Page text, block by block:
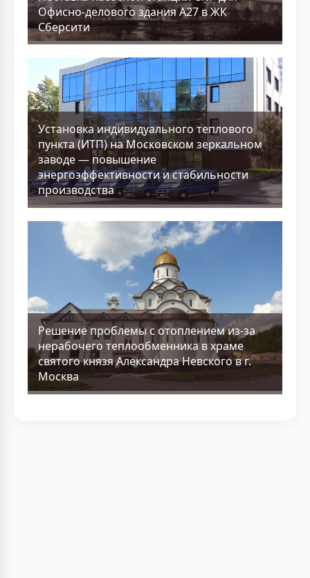
Офисно-делового здания А27 в ЖК
Сберсити
Установка индивидуального теплового
пункта (ИТП) на Московском зеркальном
заводе — повышение
энергоэффективности и стабильности
производства
Решение проблемы с отоплением из-за
нерабочего теплообменника в храме
святого князя Александра Невского в г.
Москва